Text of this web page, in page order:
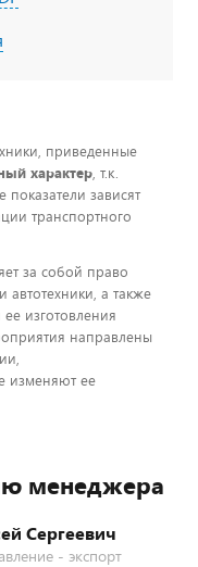
приведенные
характер, т.к.
зависят
транспортного
за собой право
автотехники, а также
изготовления
направлены
изменяют ее
менеджера
Сергеевич
- экспорт